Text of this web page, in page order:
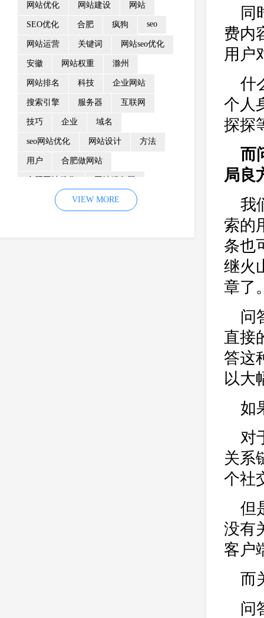
网站优化 网站建设 网站
SEO优化 合肥 疯狗 seo
网站运营 关键词 网站seo优化
安徽 网站权重 滁州
网站排名 科技 企业网站
搜索引擎 服务器 互联网
技巧 企业 域名
seo网站优化 网站设计 方法
用户 合肥做网站
优化 网站降权
企业网站建设 效果 页面
VIEW MORE
同
费内
用户
什
个人
探探
而
局良
我
索的
条也
继火
章了
问
直接
答这
以大
如
对
关系
个社
但
没有
客户
而
问